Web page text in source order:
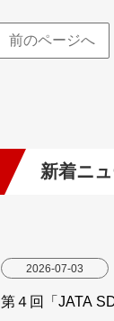
前のページへ
新着ニ
2026-07-03
第４回「JATA